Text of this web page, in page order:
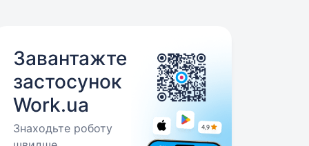
Завантажте
застосунок
Work.ua
Знаходьте роботу